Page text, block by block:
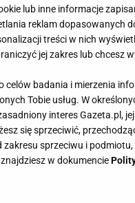
lub inne informacje
reklam dopasowanych
treści w nich
jej zakres lub chcesz
celów badania i mierzenia
Tobie usług. W
interes Gazeta.pl,
się sprzeciwić,
sprzeciwu i
w dokumencie